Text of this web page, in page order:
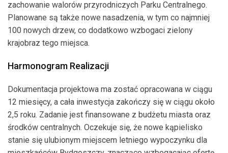
zachowanie walorów przyrodniczych Parku Centralnego.
Planowane są także nowe nasadzenia, w tym co najmniej
100 nowych drzew, co dodatkowo wzbogaci zielony
krajobraz tego miejsca.
Harmonogram Realizacji
Dokumentacja projektowa ma zostać opracowana w ciągu
12 miesięcy, a cała inwestycja zakończy się w ciągu około
2,5 roku. Zadanie jest finansowane z budżetu miasta oraz
środków centralnych. Oczekuje się, że nowe kąpielisko
stanie się ulubionym miejscem letniego wypoczynku dla